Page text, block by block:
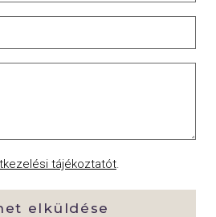
tájékoztatót.
elküldése